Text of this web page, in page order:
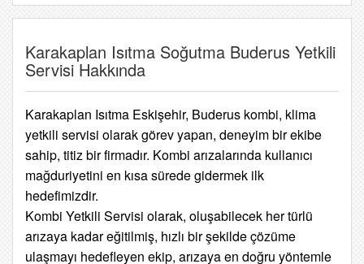
Karakaplan Isıtma Soğutma Buderus Yetkili
Servisi Hakkında
Karakaplan Isıtma Eskişehir, Buderus kombi, klima
yetkili servisi olarak görev yapan, deneyim bir ekibe
sahip, titiz bir firmadır. Kombi arızalarında kullanıcı
mağduriyetini en kısa sürede gidermek ilk
hedefimizdir.
Kombi Yetkili Servisi olarak, oluşabilecek her türlü
arızaya kadar eğitilmiş, hızlı bir şekilde çözüme
ulaşmayı hedefleyen ekip, arızaya en doğru yöntemle